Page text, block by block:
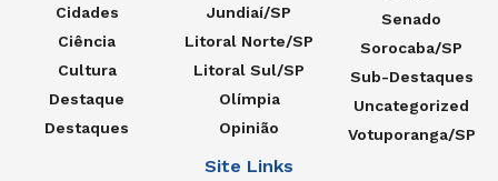
Cidades
Ciência
Cultura
Destaque
Destaques
Jundiaí/SP
Litoral Norte/SP
Litoral Sul/SP
Olímpia
Opinião
Senado
Sorocaba/SP
Sub-Destaques
Uncategorized
Votuporanga/SP
Site Links